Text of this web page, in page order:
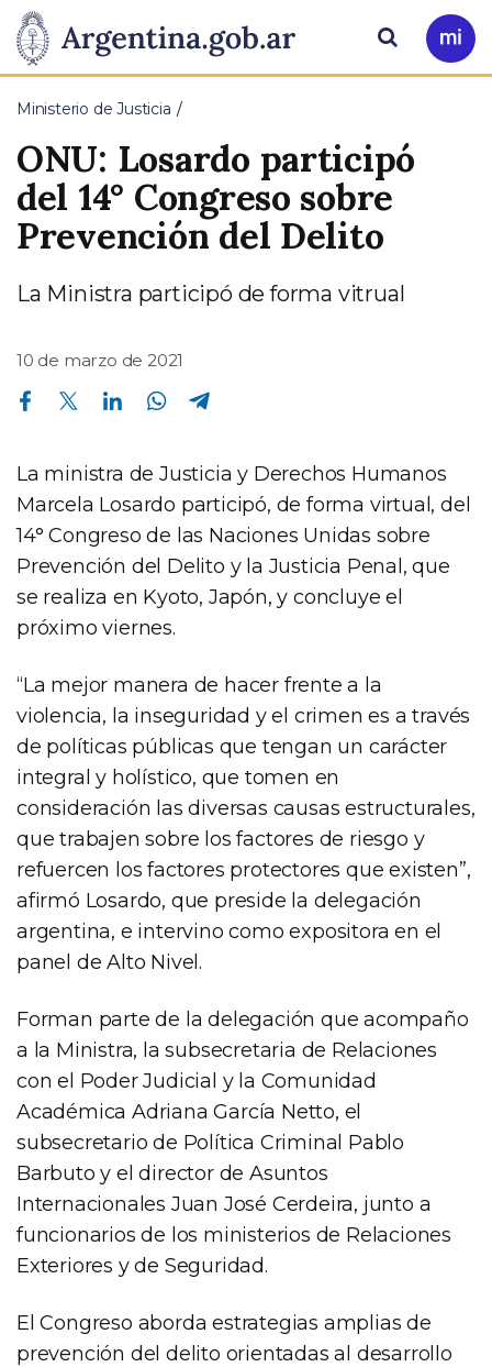
Presidencia
de
la
Nación
Pasar al contenido principal
Ir
a
Buscar
Ministerio de Justicia
ONU: Losardo participó
del 14° Congreso sobre
Prevención del Delito
La Ministra participó de forma vitrual
10 de marzo de 2021
Compartir en Facebook Compartir en Twitter Compartir en Linkedin Compartir en Whatsapp
La ministra de Justicia y Derechos Humanos
Marcela Losardo participó, de forma virtual, del
14° Congreso de las Naciones Unidas sobre
Prevención del Delito y la Justicia Penal, que
se realiza en Kyoto, Japón, y concluye el
próximo viernes.
“La mejor manera de hacer frente a la
violencia, la inseguridad y el crimen es a través
de políticas públicas que tengan un carácter
integral y holístico, que tomen en
consideración las diversas causas estructurales,
que trabajen sobre los factores de riesgo y
refuercen los factores protectores que existen”,
afirmó Losardo, que preside la delegación
argentina, e intervino como expositora en el
panel de Alto Nivel.
Forman parte de la delegación que acompaño
a la Ministra, la subsecretaria de Relaciones
con el Poder Judicial y la Comunidad
Académica Adriana García Netto, el
subsecretario de Política Criminal Pablo
Barbuto y el director de Asuntos
Internacionales Juan José Cerdeira, junto a
funcionarios de los ministerios de Relaciones
Exteriores y de Seguridad.
El Congreso aborda estrategias amplias de
prevención del delito orientadas al desarrollo